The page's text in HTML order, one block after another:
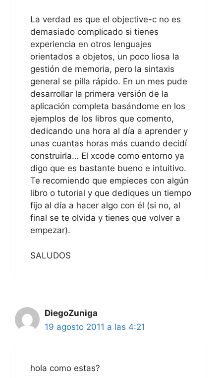
La verdad es que el objective-c no es
demasiado complicado si tienes
experiencia en otros lenguajes
orientados a objetos, un poco liosa la
gestión de memoria, pero la sintaxis
general se pilla rápido. En un mes pude
desarrollar la primera versión de la
aplicación completa basándome en los
ejemplos de los libros que comento,
dedicando una hora al día a aprender y
unas cuantas horas más cuando decidí
construirla… El xcode como entorno ya
digo que es bastante bueno e intuitivo.
Te recomiendo que empieces con algún
libro o tutorial y que dediques un tiempo
fijo al día a hacer algo con él (si no, al
final se te olvida y tienes que volver a
empezar).
SALUDOS
DiegoZuniga
19 agosto 2011 a las 4:21
hola como estas?